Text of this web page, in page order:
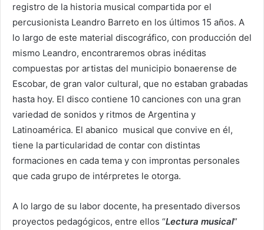
registro de la historia musical compartida por el
percusionista Leandro Barreto en los últimos 15 años. A
lo largo de este material discográfico, con producción del
mismo Leandro, encontraremos obras inéditas
compuestas por artistas del municipio bonaerense de
Escobar, de gran valor cultural, que no estaban grabadas
hasta hoy. El disco contiene 10 canciones con una gran
variedad de sonidos y ritmos de Argentina y
Latinoamérica. El abanico musical que convive en él,
tiene la particularidad de contar con distintas
formaciones en cada tema y con improntas personales
que cada grupo de intérpretes le otorga.
A lo largo de su labor docente, ha presentado diversos
proyectos pedagógicos, entre ellos “Lectura musical”